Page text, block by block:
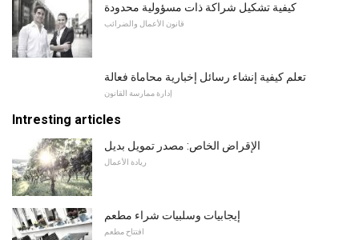
كيفية تشكيل شراكة ذات مسؤولية محدودة
قانون الأعمال والضرائب
تعلم كيفية إنشاء رسائل إخبارية محاماة فعالة
إدارة ممارسة القانون
Intresting articles
الإقراض الخاص: مصدر تمويل بديل
ريادة الأعمال
إيجابيات وسلبيات شراء مطعم
افتتاح مطعم